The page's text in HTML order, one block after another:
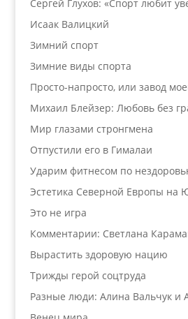
Сергей Глухов: «Спорт любит
Исаак Валицкий
Зимний спорт
Зимние виды спорта
Просто-напросто, или завод
Михаил Блейзер: Любовь без
Мир глазами стронгмена
Отпустили его в Гималаи
Ударим фитнесом по
Эстетика Северной Европы на
Это не игра
Комментарии: Светлана
Вырастить здоровую нацию
Трижды герой соцтруда
Разные люди: Алина Вальчук и